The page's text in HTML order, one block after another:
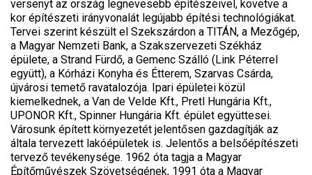
versenyt az ország legnevesebb építészeivel, követve a
kor építészeti irányvonalát legújabb építési technológiákat.
Tervei szerint készült el Szekszárdon a TITÁN, a Mezőgép,
a Magyar Nemzeti Bank, a Szakszervezeti Székház
épülete, a Strand Fürdő, a Gemenc Szálló (Link Péterrel
együtt), a Kórházi Konyha és Étterem, Szarvas Csárda,
újvárosi temető ravatalozója. Ipari épületei közül
kiemelkednek, a Van de Velde Kft., Pretl Hungária Kft.,
UPONOR Kft., Spinner Hungária Kft. épület együttesei.
Városunk épített környezetét jelentősen gazdagítják az
általa tervezett lakóépületek is. Jelentős a belsőépítészeti
tervező tevékenysége. 1962 óta tagja a Magyar
Építőművészek Szövetségének, 1991 óta a Magyar